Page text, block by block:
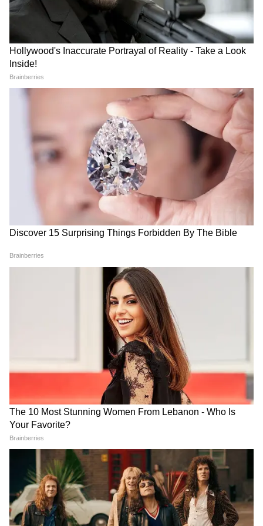
चर्चा में बना हुआ है और अब यह ड्रामा सिर्फ टीवी शो तक
सीमित नहीं रह गया है, बल्कि सोशल मीडिया पर भी तेजी
से फैल चुका है।